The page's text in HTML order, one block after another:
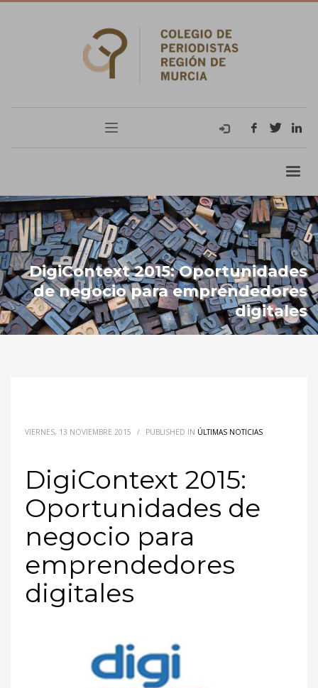
DigiContext 2015: Oportunidades
de negocio para emprendedores
digitales
VIERNES, 13 NOVIEMBRE 2015 / PUBLISHED IN ÚLTIMAS NOTICIAS
DigiContext 2015:
Oportunidades de
negocio para
emprendedores
digitales